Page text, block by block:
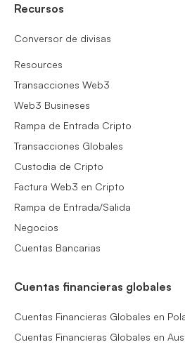
Recursos
Conversor de divisas
Resources
Transacciones Web3
Web3 Busineses
Rampa de Entrada Cripto
Transacciones Globales
Custodia de Cripto
Factura Web3 en Cripto
Rampa de Entrada/Salida
Negocios
Cuentas Bancarias
Cuentas financieras globales
Cuentas Financieras Globales en
Cuentas Financieras Globales en